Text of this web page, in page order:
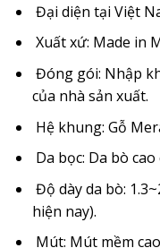
Đại diện tại Việt
Xuất xứ: Made in
Đóng gói: Nhập
của nhà sản xuất.
Hệ khung: Gỗ
Da bọc: Da bò
Độ dày da bò:
hiện nay).
Mút: Mút mềm